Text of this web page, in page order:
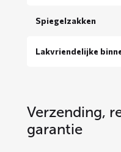
Spiegelzakken
Lakvriendelijke
Verzending,
garantie